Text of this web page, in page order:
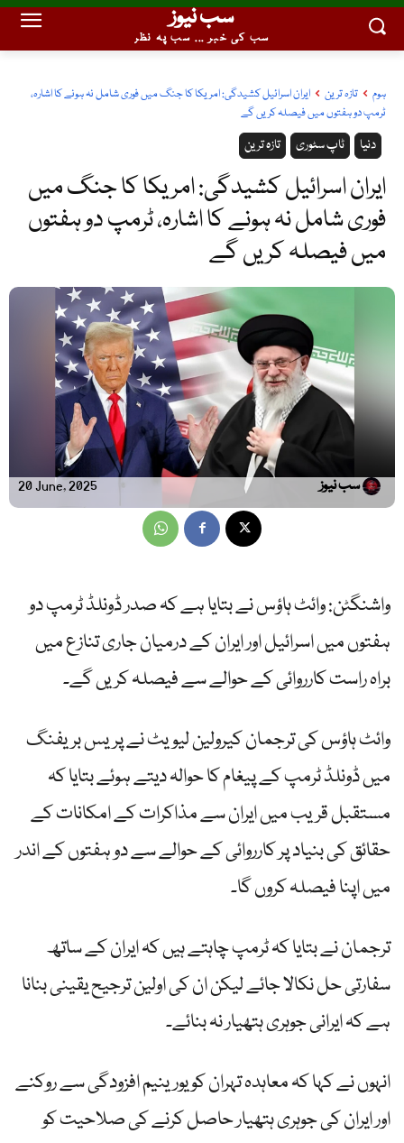
سب نیوز
سب کی خبر ... سب پہ نظر
ہوم تازہ ترین
ایران اسرائیل کشیدگی: امریکا کا جنگ میں فوری شامل نہ ہونے کا اشارہ،
ٹرمپ دو ہفتوں میں فیصلہ کریں گے
تازہ ترین ٹاپ سٹوری دنیا
ایران اسرائیل کشیدگی: امریکا کا جنگ میں
فوری شامل نہ ہونے کا اشارہ، ٹرمپ دو ہفتوں
میں فیصلہ کریں گے
20 June, 2025 سب نیوز
واشنگٹن: وائٹ ہاؤس نے بتایا ہے کہ صدر ڈونلڈ ٹرمپ دو
ہفتوں میں اسرائیل اور ایران کے درمیان جاری تنازع میں
براہ راست کارروائی کے حوالے سے فیصلہ کریں گے۔
وائٹ ہاؤس کی ترجمان کیرولین لیویٹ نے پریس بریفنگ
میں ڈونلڈ ٹرمپ کے پیغام کا حوالہ دیتے ہوئے بتایا کہ
مستقبل قریب میں ایران سے مذاکرات کے امکانات کے
حقائق کی بنیاد پر کارروائی کے حوالے سے دو ہفتوں کے اندر
میں اپنا فیصلہ کروں گا۔
ترجمان نے بتایا کہ ٹرمپ چاہتے ہیں کہ ایران کے ساتھ
سفارتی حل نکالا جائے لیکن ان کی اولین ترجیح یقینی بنانا
ہے کہ ایرانی جوہری ہتھیار نہ بنائے۔
انہوں نے کہا کہ معاہدہ تہران کو یورینیم افزودگی سے روکنے
اور ایران کی جوہری ہتھیار حاصل کرنے کی صلاحیت کو